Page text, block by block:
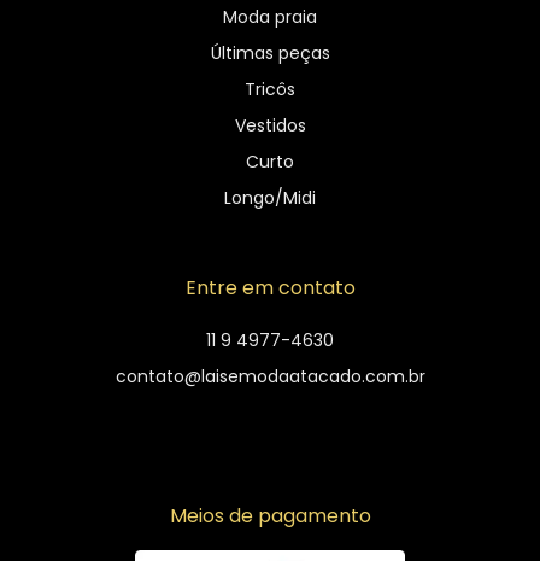
Moda praia
Últimas peças
Tricôs
Vestidos
Curto
Longo/Midi
Entre em contato
11 9 4977-4630
contato@laisemodaatacado.com.br
Meios de pagamento